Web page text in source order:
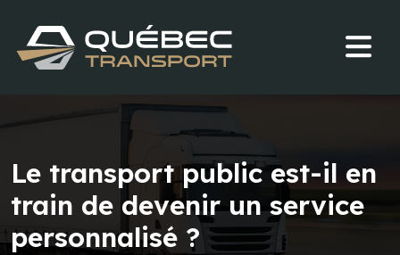
Le transport public est-il en
train de devenir un service
personnalisé ?